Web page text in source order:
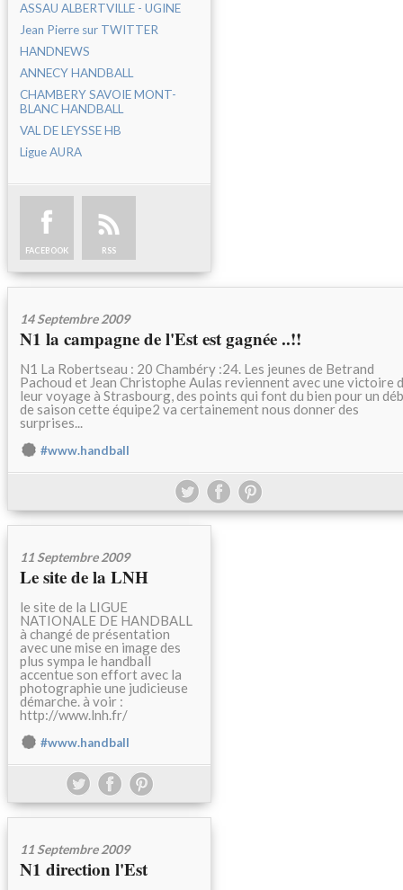
ASSAU ALBERTVILLE - UGINE
Jean Pierre sur TWITTER
HANDNEWS
ANNECY HANDBALL
CHAMBERY SAVOIE MONT-
BLANC HANDBALL
VAL DE LEYSSE HB
Ligue AURA
FACEBOOK RSS
14 Septembre 2009
N1 la campagne de l'Est est gagnée ..!!
N1 La Robertseau : 20 Chambéry :24. Les jeunes de Betrand
Pachoud et Jean Christophe Aulas reviennent avec une victoire
leur voyage à Strasbourg, des points qui font du bien pour un
de saison cette équipe2 va certainement nous donner des
surprises...
#www.handball
11 Septembre 2009
Le site de la LNH
le site de la LIGUE
NATIONALE DE HANDBALL
à changé de présentation
avec une mise en image des
plus sympa le handball
accentue son effort avec la
photographie une judicieuse
démarche. à voir :
http://www.lnh.fr/
#www.handball
11 Septembre 2009
N1 direction l'Est